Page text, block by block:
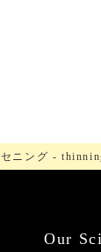
セニング -
Our